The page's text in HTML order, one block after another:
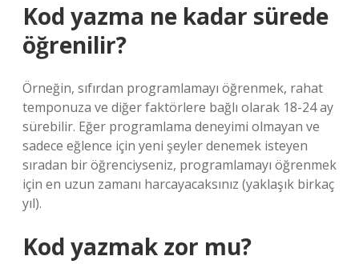
Kod yazma ne kadar sürede
öğrenilir?
Örneğin, sıfırdan programlamayı öğrenmek, rahat
temponuza ve diğer faktörlere bağlı olarak 18-24 ay
sürebilir. Eğer programlama deneyimi olmayan ve
sadece eğlence için yeni şeyler denemek isteyen
sıradan bir öğrenciyseniz, programlamayı öğrenmek
için en uzun zamanı harcayacaksınız (yaklaşık birkaç
yıl).
Kod yazmak zor mu?